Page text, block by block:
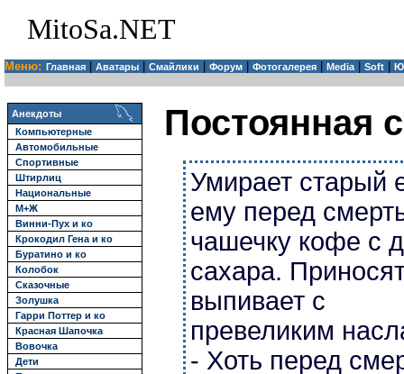
MitoSa.NET
Меню: Главная Аватары Смайлики Форум Фотогалерея Media| Soft
Анекдоты
Компьютерные
Автомобильные
Спортивные
Штирлиц
Национальные
М+Ж
Винни-Пух и ко
Крокодил Гена и ко
Буратино и ко
Колобок
Сказочные
Золушка
Гарри Поттер и ко
Красная Шапочка
Вовочка
Дети
Постоянная
Умирает старый
ему перед
чашечку кофе с
сахара.
выпивает с
превеликим
- Хоть перед